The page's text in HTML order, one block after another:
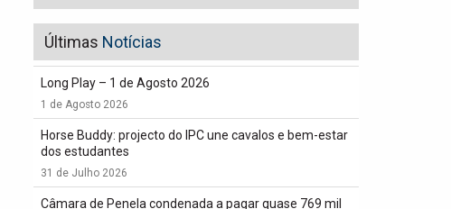
Últimas Notícias
Long Play – 1 de Agosto 2026
1 de Agosto 2026
Horse Buddy: projecto do IPC une cavalos e bem-estar
dos estudantes
31 de Julho 2026
Câmara de Penela condenada a pagar quase 769 mil